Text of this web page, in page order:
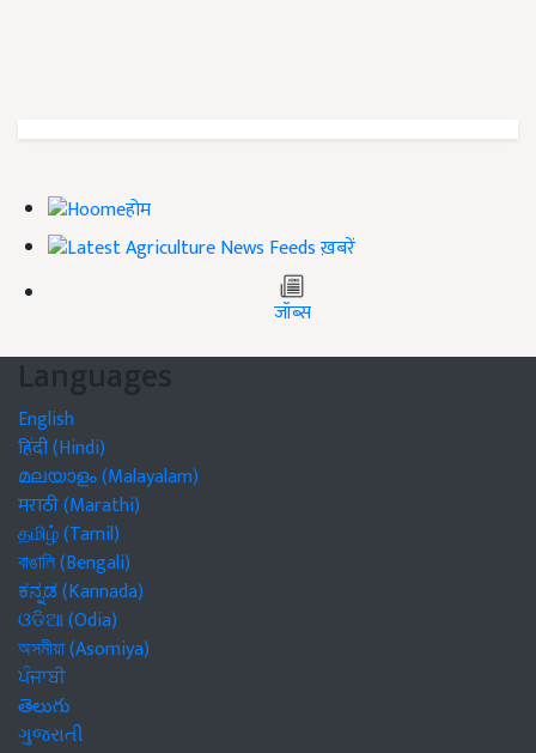
होम
ख़बरें
जॉब्स
Languages
English
हिंदी (Hindi)
മലയാളം (Malayalam)
मराठी (Marathi)
தமிழ் (Tamil)
বাঙালি (Bengali)
ಕನ್ನಡ (Kannada)
ଓଡିଆ (Odia)
অসমীয়া (Asomiya)
ਪੰਜਾਬੀ
తెలుగు
ગુજરાતી